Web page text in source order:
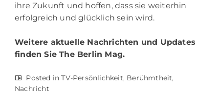
ihre Zukunft und hoffen, dass sie weiterhin
erfolgreich und glücklich sein wird.
Weitere aktuelle Nachrichten und Updates
finden SieThe Berlin Mag.
Posted inTV-Persönlichkeit, Berühmtheit,
Nachricht